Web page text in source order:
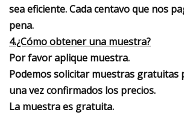
sea eficiente. Cada centavo que nos
pena.
4.¿Cómo obtener una muestra?
Por favor aplique muestra.
Podemos solicitar muestras gratuitas
una vez confirmados los precios.
La muestra es gratuita.